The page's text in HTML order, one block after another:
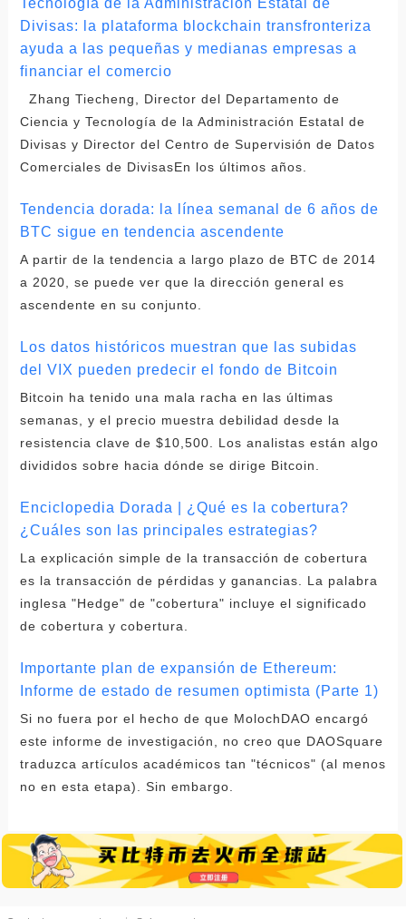
Divisas: la plataforma blockchain transfronteriza
ayuda a las pequeñas y medianas empresas a
financiar el comercio
Zhang Tiecheng, Director del Departamento de
Ciencia y Tecnología de la Administración Estatal de
Divisas y Director del Centro de Supervisión de Datos
Comerciales de DivisasEn los últimos años.
Tendencia dorada: la línea semanal de 6 años de
BTC sigue en tendencia ascendente
A partir de la tendencia a largo plazo de BTC de 2014
a 2020, se puede ver que la dirección general es
ascendente en su conjunto.
Los datos históricos muestran que las subidas
del VIX pueden predecir el fondo de Bitcoin
Bitcoin ha tenido una mala racha en las últimas
semanas, y el precio muestra debilidad desde la
resistencia clave de $10,500. Los analistas están algo
divididos sobre hacia dónde se dirige Bitcoin.
Enciclopedia Dorada | ¿Qué es la cobertura?
¿Cuáles son las principales estrategias?
La explicación simple de la transacción de cobertura
es la transacción de pérdidas y ganancias. La palabra
inglesa "Hedge" de "cobertura" incluye el significado
de cobertura y cobertura.
Importante plan de expansión de Ethereum:
Informe de estado de resumen optimista (Parte 1)
Si no fuera por el hecho de que MolochDAO encargó
este informe de investigación, no creo que DAOSquare
traduzca artículos académicos tan "técnicos" (al menos
no en esta etapa). Sin embargo.